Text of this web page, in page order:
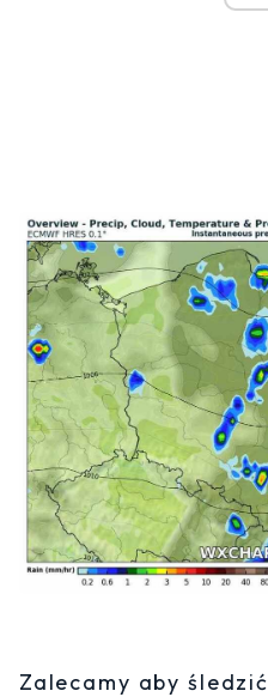
Zalecamy aby śledzić